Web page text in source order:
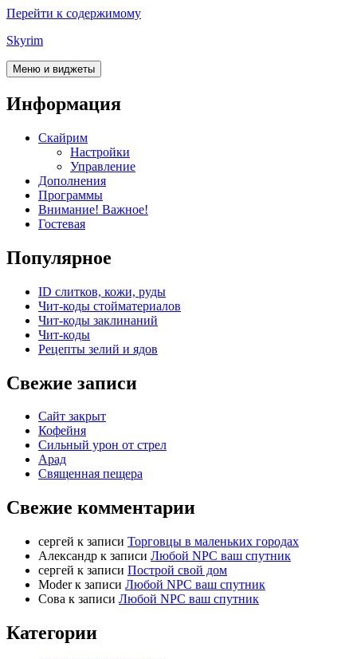
Перейти к содержимому
Skyrim
Меню и виджеты
Информация
Скайрим
Настройки
Управление
Дополнения
Программы
Внимание! Важное!
Гостевая
Популярное
ID слитков, кожи, руды
Чит-коды стойматериалов
Чит-коды заклинаний
Чит-коды
Рецепты зелий и ядов
Свежие записи
Сайт закрыт
Кофейня
Cильный урон от стрел
Арад
Священная пещера
Свежие комментарии
cергей к записи Торговцы в маленьких городах
Александр к записи Любой NPC ваш спутник
cергей к записи Построй свой дом
Moderк записи Любой NPC ваш спутник
Сова к записи Любой NPC ваш спутник
Категории